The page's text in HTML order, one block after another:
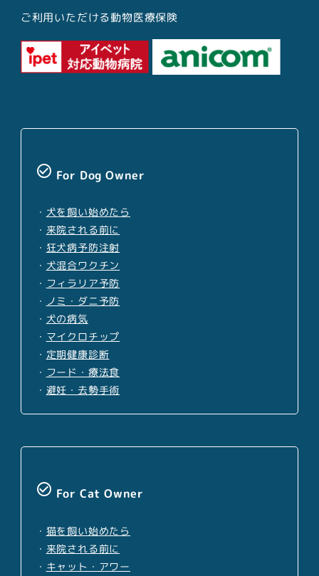
ご利用いただける動物医療保険
check_circle_outline For Dog Owner
・ 犬を飼い始めたら
・ 来院される前に
・ 狂犬病予防注射
・ 犬混合ワクチン
・ フィラリア予防
・ ノミ・ダニ予防
・ 犬の病気
・ マイクロチップ
・ 定期健康診断
・ フード・療法食
・ 避妊・去勢手術
check_circle_outline For Cat Owner
・ 猫を飼い始めたら
・ 来院される前に
・ キャット・アワー